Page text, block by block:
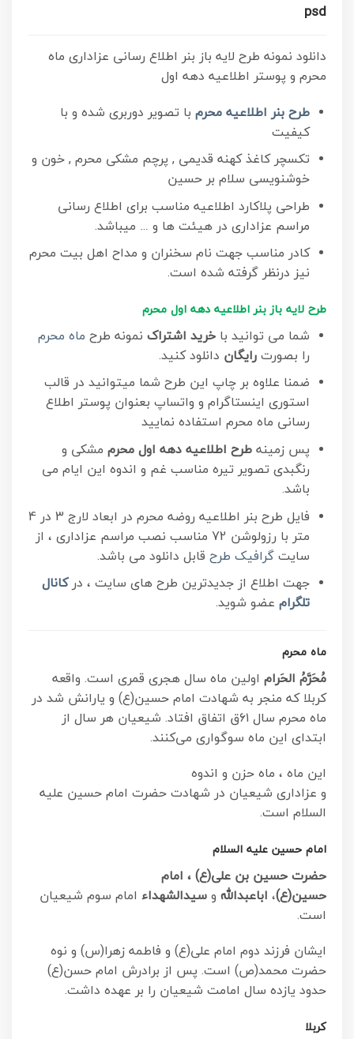
psd
دانلود نمونه طرح لایه باز بنر اطلاع رسانی عزاداری ماه
محرم و پوستر اطلاعیه دهه اول
طرح بنر اطلاعیه محرمبا تصویر دوربری شده و با
کیفیت
تکسچر کاغذ کهنه قدیمی , پرچم مشکی محرم , خون و
خوشنویسی سلام بر حسین
طراحی پلاکارد اطلاعیه مناسب برای اطلاع رسانی
مراسم عزاداری در هیئت ها و … میباشد.
کادر مناسب جهت نام سخنران و مداح اهل بیت محرم
نیز درنظر گرفته شده است.
طرح لایه باز بنر اطلاعیه دهه اول محرم
شما می توانید با خرید اشتراکنمونه طرح ماه محرم
را بصورت رایگان دانلود کنید.
ضمنا علاوه بر چاپ این طرح شما میتوانید در قالب
استوری اینستاگرام و واتساپ بعنوان پوستر اطلاع
رسانی ماه محرم استفاده نمایید
پس زمینه طرح اطلاعیه دهه اول محرممشکی و
رنگبدی تصویر تیره مناسب غم و اندوه این ایام می
باشد.
فایل طرح بنر اطلاعیه روضه محرم در ابعاد لارج 3 در 4
متر با رزولوشن 72 مناسب نصب مراسم عزاداری ، از
سایت گرافیک طرحقابل دانلود می باشد.
جهت اطلاع از جدیدترین طرح های سایت ، درکانال
تلگرامعضو شوید.
ماه محرم
مُحَرَّمُ الحَرام اولین ماه سال هجری قمری است. واقعه
کربلا که منجر به شهادت امام حسین(ع) و یارانش شد در
ماه محرم سال ۶۱ق اتفاق افتاد. شیعیان هر سال از
ابتدای این ماه سوگواری می‌کنند.
این ماه ، ماه حزن و اندوه
و عزاداری شیعیان در شهادت حضرت امام حسین علیه
السلام است.
امام حسین علیه السلام
حضرت حسین بن علی(ع) ، امام
حسین(ع)، اباعبدالله و سیدالشهداء امام سوم شیعیان
است.
ایشان فرزند دوم امام علی(ع) و فاطمه زهرا(س) و نوه
حضرت محمد(ص) است. پس از برادرش امام حسن(ع)
حدود یازده سال امامت شیعیان را بر عهده داشت.
کربلا